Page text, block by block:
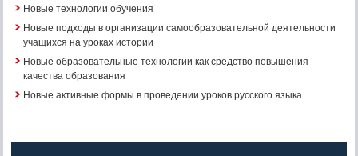
Новые технологии обучения
Новые подходы в организации самообразовательной деятельности
учащихся на уроках истории
Новые образовательные технологии как средство повышения
качества образования
Новые активные формы в проведении уроков русского языка